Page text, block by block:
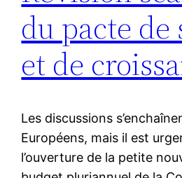
du pacte
et de
Les discussions
Européens, mais il est
l’ouverture de la petite